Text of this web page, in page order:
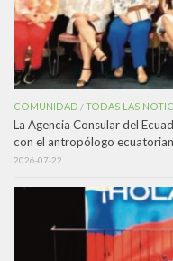
COMUNIDAD /TODAS LAS
La Agencia Consular del
con el antropólogo
2026-07-22